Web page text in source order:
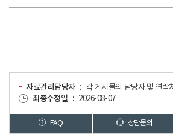
자료관리담당자
각 게시물의 담당자 및 연락
최종수정일
2026-08-07
FAQ 상담문의